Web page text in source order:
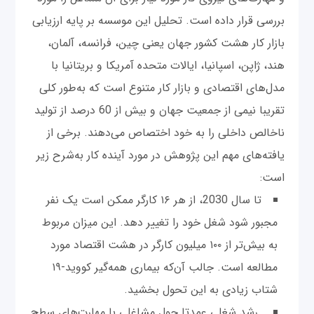
بررسی قرار داده است. تحلیل این موسسه بر پایه ارزیابی
بازار کار هشت کشور جهان یعنی چین، فرانسه، آلمان،
هند، ژاپن، اسپانیا، ایالات متحده آمریکا و بریتانیا با
مدل‌های اقتصادی و بازار کار متنوع است که به‌طور کلی
تقریبا نیمی از جمعیت جهان و بیش از 60 درصد از تولید
ناخالص داخلی را به خود اختصاص می‌دهند. برخی از
یافته‌های مهم این پژوهش در مورد آینده کار به‌شرح زیر
است:
تا سال 2030، از هر ۱۶ کارگر ممکن است یک نفر
مجبور شود شغل خود را تغییر دهد. این میزان مربوط
به بیش‌تر از ۱۰۰ میلیون کارگر در هشت اقتصاد مورد
مطالعه است. جالب آن‌که بیماری همه‌گیر کووید-۱۹
شتاب زیادی به این تحول بخشید.